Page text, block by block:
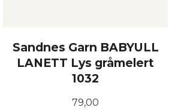
Sandnes Garn BABYULL
LANETT Lys gråmelert
1032
Pris
79,00